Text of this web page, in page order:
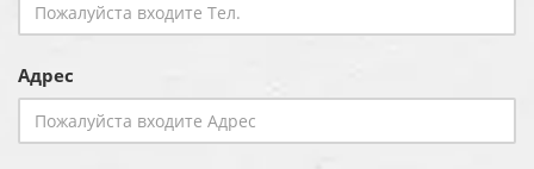
Адрес